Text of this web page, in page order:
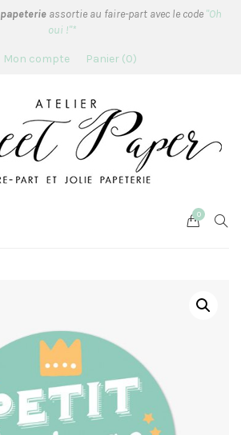
papeterie assortie au faire-part avec le code "Oh
oui !"*
Mon compte Panier 0
Cart
0